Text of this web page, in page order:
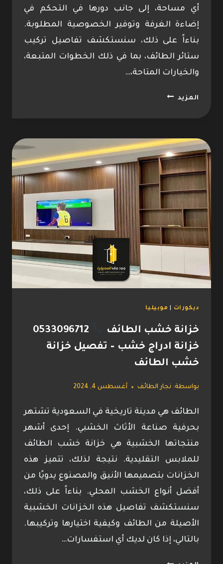
أي مساحة، إلى جانب دورها في التحكم في
إضاءة الغرفة وتوفير الخصوصية المطلوبة.
بناءاً على ذلك، سنستكشف تفاصيل تركيب
ستائر الطائف، بما في ذلك الخطوات المتبعة،
والخيارات المتاحة،…
المزيدتفصيل
0533096712
تفصيل
ستائر
مجالس
–
فني
ستائر
الطائف
ديكورات موبيليا
خزانة خشب الطائف
0533096712
خزانة ادراج خشب – تفصيل خزانة
خشب الطائف
بواسطة: نجار الطائف أغسطس 4, 2024
الطائف هي مدينة تاريخية في السعودية تشتهر
بحرفية صناعة الأثاث الخشبي. إحدى أشهر
منتجاتها الخشبية هي خزانة خشب الطائف
للملابس التقليدية. نتيجة لذلك، تتميز هذه
الخزانات بتصميمها الأنيق والمصنوع يدويًا من
أفضل أنواع الخشب المحلي. بناءاً على ذلك،
سنستكشف تفاصيل هذه الخزانات الخشبية
الأصيلة من الطائف وكيفية اختيارها وتركيبها.
بالتالي، إذا كان لديك أي استفسارات…